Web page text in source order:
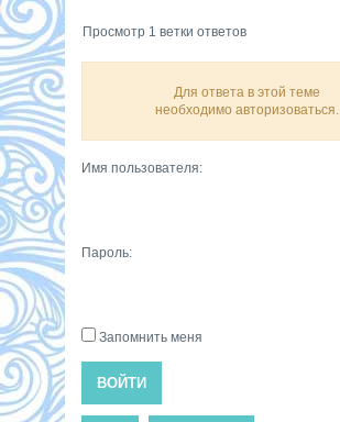
Просмотр 1 ветки ответов
Для ответа в этой теме
необходимо авторизоваться.
Имя пользователя:
Пароль:
Запомнить меня
ВОЙТИ